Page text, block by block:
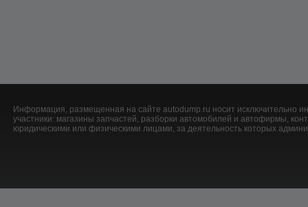
Информация, размещенная на сайте autodump.ru носит исключительно
участники: магазины запчастей, разборки автомобилей и автофирмы,
юридическими или физическими лицами, за деятельность которых